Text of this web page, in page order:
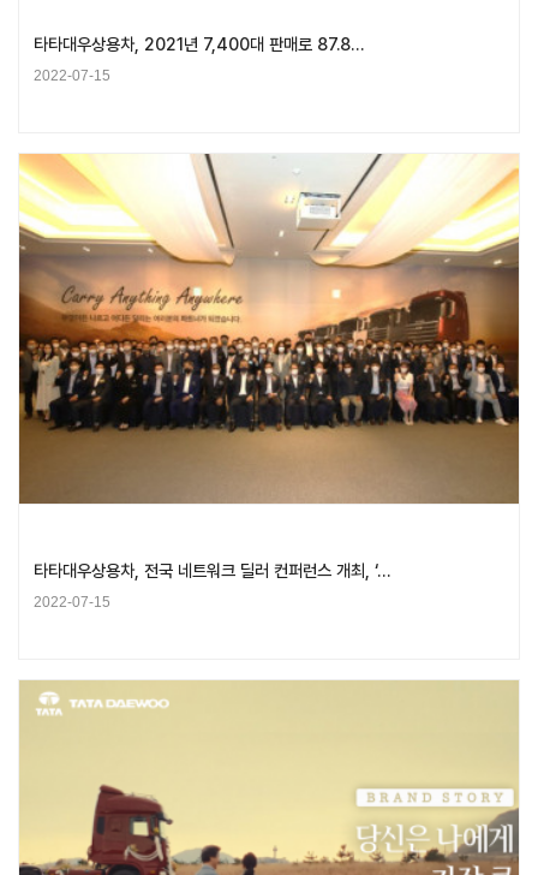
타타대우상용차, 2021년 7,400대 판매로 87.8…
2022-07-15
타타대우상용차, 전국 네트워크 딜러 컨퍼런스 개최, ‘…
2022-07-15